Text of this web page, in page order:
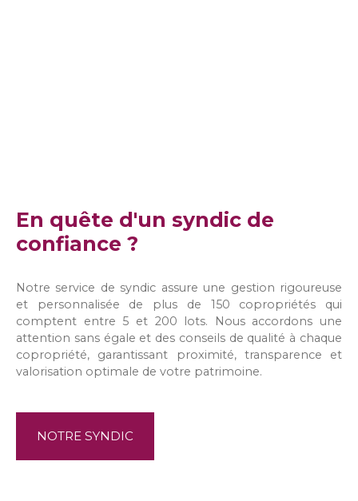
En quête d'un syndic de
confiance ?
Notre service de syndic assure une gestion rigoureuse
et personnalisée de plus de 150 copropriétés qui
comptent entre 5 et 200 lots. Nous accordons une
attention sans égale et des conseils de qualité à chaque
copropriété, garantissant proximité, transparence et
valorisation optimale de votre patrimoine.
NOTRE SYNDIC